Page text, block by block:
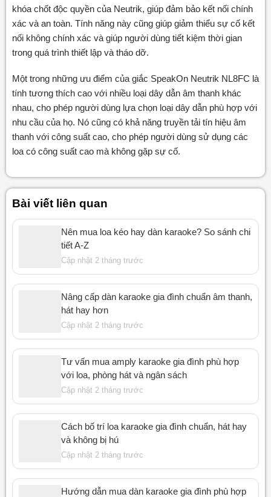
khóa chốt độc quyền của Neutrik, giúp đảm bảo kết nối chính
xác và an toàn. Tính năng này cũng giúp giảm thiểu sự cố kết
nối không chính xác và giúp người dùng tiết kiệm thời gian
trong quá trình thiết lập và tháo dỡ.
Một trong những ưu điểm của giắc SpeakOn Neutrik NL8FC là
tính tương thích cao với nhiều loại dây dẫn âm thanh khác
nhau, cho phép người dùng lựa chọn loại dây dẫn phù hợp với
nhu cầu của họ. Nó cũng có khả năng truyền tải tín hiệu âm
thanh với công suất cao, cho phép người dùng sử dụng các
loa có công suất cao mà không gặp sự cố.
Bài viết liên quan
Nên mua loa kéo hay dàn karaoke? So sánh chi
tiết A-Z
Cập nhật 2 tháng trước
Nâng cấp dàn karaoke gia đình chuẩn âm thanh,
hát hay hơn
Cập nhật 2 tháng trước
Tư vấn mua amply karaoke gia đình phù hợp
với loa, phòng hát và ngân sách
Cập nhật 2 tháng trước
Cách bố trí loa karaoke gia đình chuẩn, hát hay
và không bị hú
Cập nhật 2 tháng trước
Hướng dẫn mua dàn karaoke gia đình phù hợp